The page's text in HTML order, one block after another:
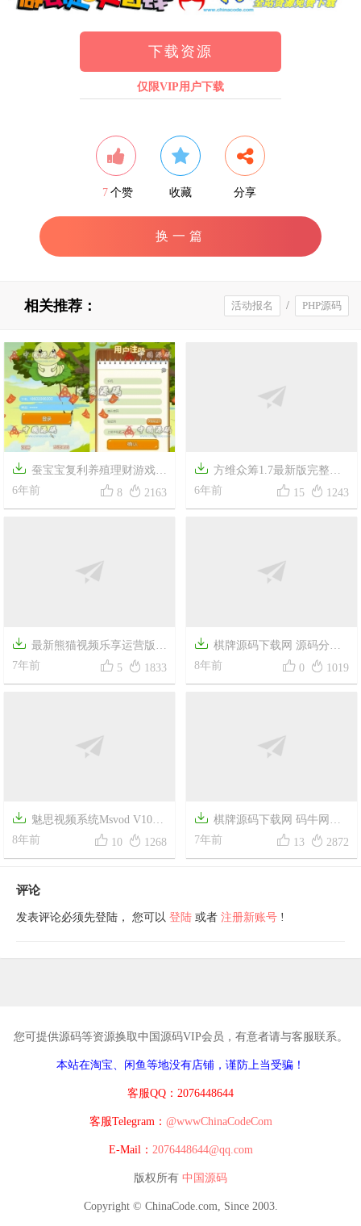
下载资源
仅限VIP用户下载
7 个赞 收藏 分享
换一篇
相关推荐： PHP源码
/
活动报名
 蚕宝宝复利养殖理财游戏源
码带金豆带宝宝币内置虚拟币
系统农场牧场游戏源码330游戏
6年前  8  2163
 方维众筹1.7最新版完整源
码
6年前  15  1243
 最新熊猫视频乐享运营版影
视e4a源码+全套类库+支持全面
屏
7年前  5  1833
 棋牌源码下载网 源码分享
网整站打包下载
8年前  0  1019
 魅思视频系统Msvod V10
2019最新魅思V10全能版视频系
统源码下载
8年前  10  1268
 棋牌源码下载网 码牛网源
码下载 游戏源码交易网
7年前  13  2872
评论
发表评论必须先登陆， 您可以 登陆 或者 注册新账号 !
您可提供源码等资源换取中国源码VIP会员，有意者请与客服联系。
本站在淘宝、闲鱼等地没有店铺，谨防上当受骗！
客服QQ：2076448644
客服Telegram： @wwwChinaCodeCom
E-Mail： 2076448644@qq.com
版权所有 中国源码
Copyright © ChinaCode.com, Since 2003.